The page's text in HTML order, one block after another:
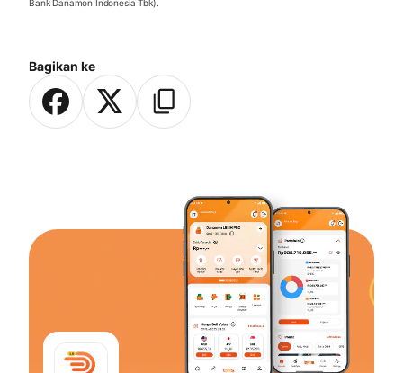
Bagikan ke
Bank Danamon Indonesia Tbk).